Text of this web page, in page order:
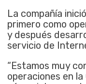
La compañía
primero como
y después
servicio de
“Estamos muy
operaciones en